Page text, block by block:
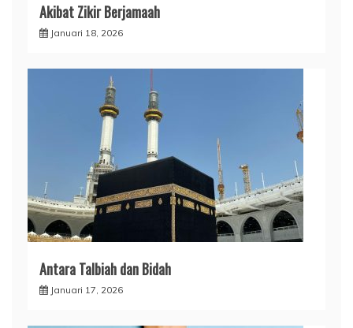
Akibat Zikir Berjamaah
Januari 18, 2026
Antara Talbiah dan Bidah
Januari 17, 2026